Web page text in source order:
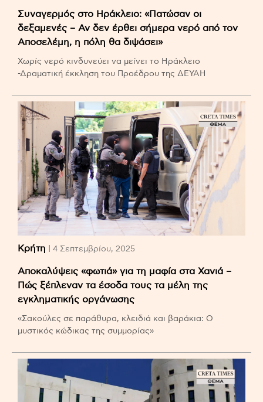
Συναγερμός στο Ηράκλειο: «Πατώσαν οι
δεξαμενές – Αν δεν έρθει σήμερα νερό από τον
Αποσελέμη, η πόλη θα διψάσει»
Χωρίς νερό κινδυνεύει να μείνει το Ηράκλειο
-Δραματική έκκληση του Προέδρου της ΔΕΥΑΗ
Κρήτη | 4 Σεπτεμβρίου, 2025
Αποκαλύψεις «φωτιά» για τη μαφία στα Χανιά –
Πώς ξέπλεναν τα έσοδα τους τα μέλη της
εγκληματικής οργάνωσης
«Σακούλες σε παράθυρα, κλειδιά και βαράκια: Ο
μυστικός κώδικας της συμμορίας»